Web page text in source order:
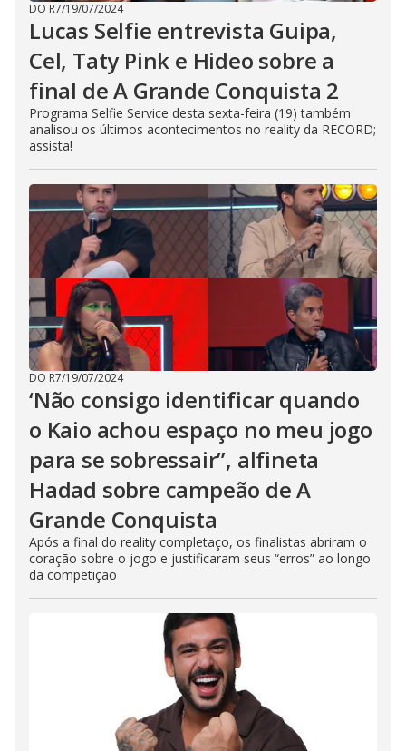
DO R7/19/07/2024
Lucas Selfie entrevista Guipa,
Cel, Taty Pink e Hideo sobre a
final de A Grande Conquista 2
Programa Selfie Service desta sexta-feira (19) também
analisou os últimos acontecimentos no reality da RECORD;
assista!
DO R7/19/07/2024
‘Não consigo identificar quando
o Kaio achou espaço no meu jogo
para se sobressair”, alfineta
Hadad sobre campeão de A
Grande Conquista
Após a final do reality completaço, os finalistas abriram o
coração sobre o jogo e justificaram seus “erros” ao longo
da competição